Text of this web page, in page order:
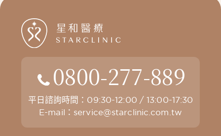
0800-277-889
平日諮詢時間：09:30-12:00 / 13:00-17:30
E-mail： service@starclinic.com.tw